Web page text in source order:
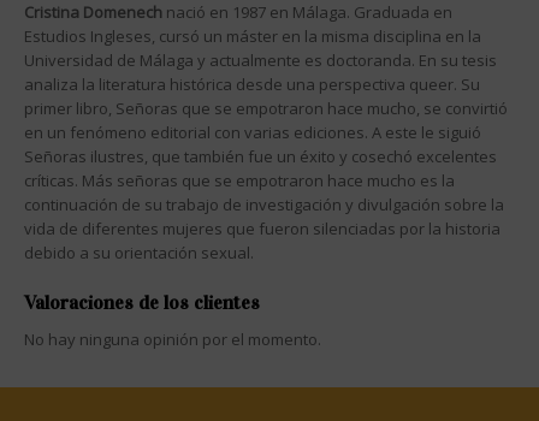
Cristina Domenech nació en 1987 en Málaga. Graduada en
Estudios Ingleses, cursó un máster en la misma disciplina en la
Universidad de Málaga y actualmente es doctoranda. En su tesis
analiza la literatura histórica desde una perspectiva queer. Su
primer libro, Señoras que se empotraron hace mucho, se convirtió
en un fenómeno editorial con varias ediciones. A este le siguió
Señoras ilustres, que también fue un éxito y cosechó excelentes
críticas. Más señoras que se empotraron hace mucho es la
continuación de su trabajo de investigación y divulgación sobre la
vida de diferentes mujeres que fueron silenciadas por la historia
debido a su orientación sexual.
Valoraciones de los clientes
No hay ninguna opinión por el momento.